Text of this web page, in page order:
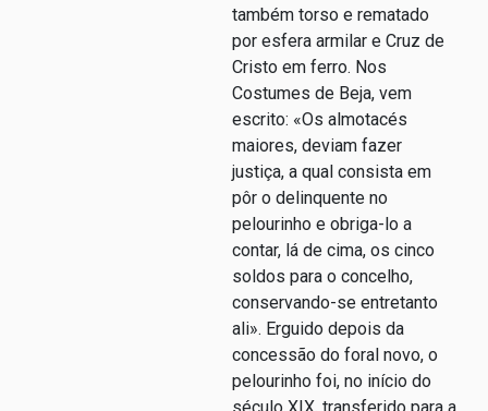
também torso e rematado
por esfera armilar e Cruz de
Cristo em ferro. Nos
Costumes de Beja, vem
escrito: «Os almotacés
maiores, deviam fazer
justiça, a qual consista em
pôr o delinquente no
pelourinho e obriga-lo a
contar, lá de cima, os cinco
soldos para o concelho,
conservando-se entretanto
ali». Erguido depois da
concessão do foral novo, o
pelourinho foi, no início do